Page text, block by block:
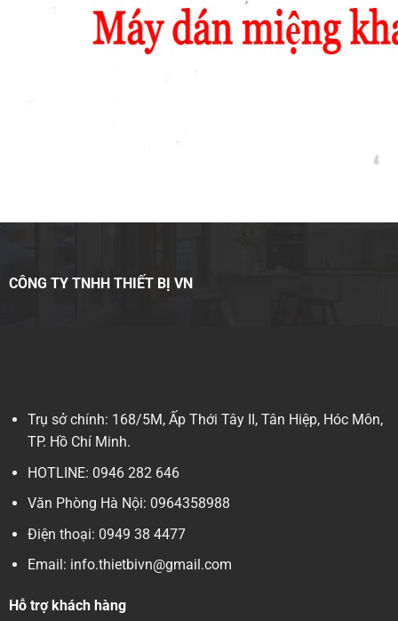
CÔNG TY TNHH THIẾT BỊ VN
Trụ sở chính: 168/5M, Ấp Thới Tây II, Tân Hiệp, Hóc Môn,
TP. Hồ Chí Minh.
HOTLINE: 0946 282 646
Văn Phòng Hà Nội: 0964358988
Điện thoại: 0949 38 4477
Email: info.thietbivn@gmail.com
Hỗ trợ khách hàng